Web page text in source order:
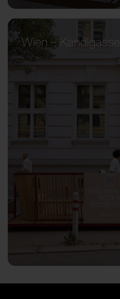
Wien – Kandlgasse